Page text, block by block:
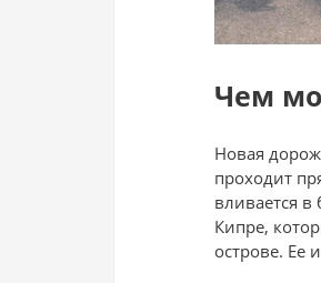
Чем
Новая
проходит
вливается
Кипре,
острове. Ее